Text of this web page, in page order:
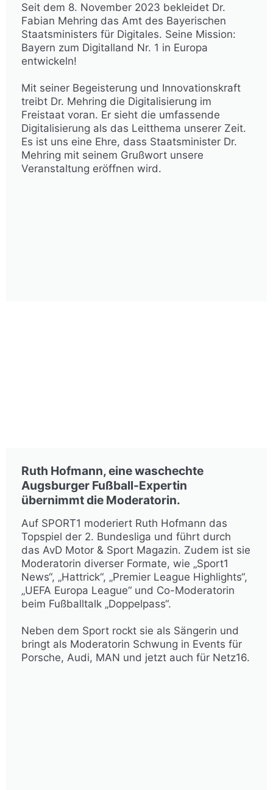
Seit dem 8. November 2023 bekleidet Dr.
Fabian Mehring das Amt des Bayerischen
Staatsministers für Digitales. Seine Mission:
Bayern zum Digitalland Nr. 1 in Europa
entwickeln! ​
Mit seiner Begeisterung und Innovationskraft
treibt Dr. Mehring die Digitalisierung im
Freistaat voran. Er sieht die umfassende
Digitalisierung als das Leitthema unserer Zeit.
Es ist uns eine Ehre, dass Staatsminister Dr.
Mehring mit seinem Grußwort unsere
Veranstaltung eröffnen wird.
Ruth Hofmann, eine waschechte
Augsburger Fußball-Expertin
übernimmt die Moderatorin.​​
Auf SPORT1 moderiert Ruth Hofmann das
Topspiel der 2. Bundesliga und führt durch
das AvD Motor & Sport Magazin. Zudem ist sie
Moderatorin diverser Formate, wie „Sport1
News“, „Hattrick“, „Premier League Highlights“,
„UEFA Europa League“ und Co-Moderatorin
beim Fußballtalk „Doppelpass“.
​​​​Neben dem Sport rockt sie als Sängerin und
bringt als Moderatorin Schwung in Events für
Porsche, Audi, MAN und jetzt auch für Netz16.